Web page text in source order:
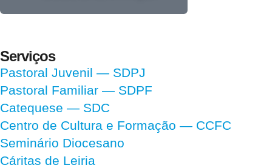
Serviços
Pastoral Juvenil — SDPJ
Pastoral Familiar — SDPF
Catequese — SDC
Centro de Cultura e Formação — CCFC
Seminário Diocesano
Cáritas de Leiria